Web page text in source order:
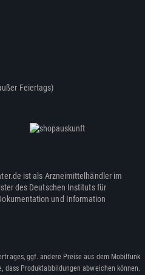
Feiertags)
ist als Arzneimittelhändler im
des Deutschen Instituts für
und Information
ggf. andere Preise aus dem Mobilfunk
dass Produktabbildungen abweichen können.